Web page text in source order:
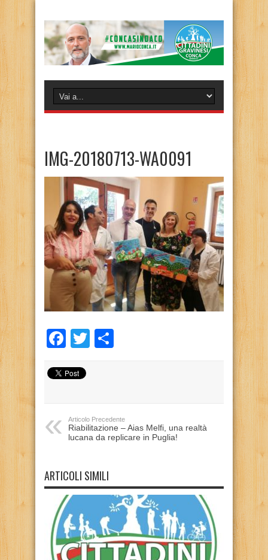
IMG-20180713-WA0091
Facebook
Twitter
Articolo Precedente
Riabilitazione – Aias Melfi, una realtà
lucana da replicare in Puglia!
ARTICOLI SIMILI